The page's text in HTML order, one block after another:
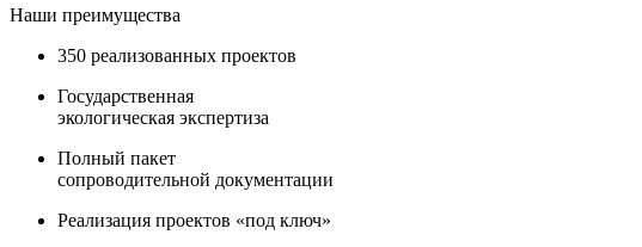
Наши преимущества
350 реализованных проектов
Государственная
экологическая экспертиза
Полный пакет
сопроводительной документации
Реализация проектов «под ключ»